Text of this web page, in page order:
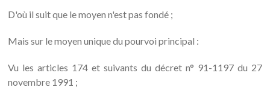
D'où il suit que le moyen n'est pas fondé ;
Mais sur le moyen unique du pourvoi principal :
Vu les articles 174 et suivants du décret n° 91-1197 du 27
novembre 1991 ;